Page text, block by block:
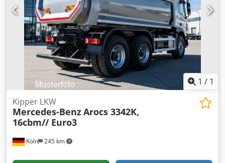
1 / 1
Köln 245 km
Kipper LKW
Mercedes-BenzArocs 3342K,
16cbm// Euro3